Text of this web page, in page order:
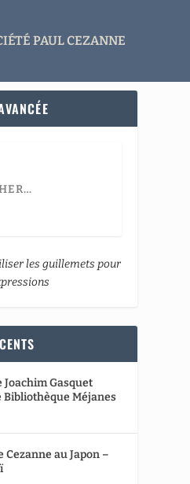
PAUL CEZANNE
les guillemets pour
Joachim Gasquet
Bibliothèque Méjanes
Cezanne au Japon –